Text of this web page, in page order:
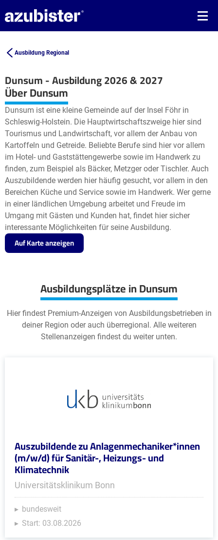
Ausbildung Regional
Dunsum - Ausbildung 2026 & 2027
+
−
Leaflet| ©OpenStreetMap2
Über Dunsum
Dunsum ist eine kleine Gemeinde auf der Insel Föhr in
Schleswig-Holstein. Die Hauptwirtschaftszweige hier sind
Tourismus und Landwirtschaft, vor allem der Anbau von
Kartoffeln und Getreide. Beliebte Berufe sind hier vor allem
im Hotel- und Gaststättengewerbe sowie im Handwerk zu
finden, zum Beispiel als Bäcker, Metzger oder Tischler. Auch
Auszubildende werden hier häufig gesucht, vor allem in den
Bereichen Küche und Service sowie im Handwerk. Wer gerne
in einer ländlichen Umgebung arbeitet und Freude im
Umgang mit Gästen und Kunden hat, findet hier sicher
interessante Möglichkeiten für seine Ausbildung.
Auf Karte anzeigen
Ausbildungsplätze in Dunsum
Hier findest Premium-Anzeigen von Ausbildungsbetrieben in
deiner Region oder auch überregional. Alle weiteren
Stellenanzeigen findest du weiter unten.
Auszubildende zu Anlagenmechaniker*innen
(m/w/d) für Sanitär-, Heizungs- und
Klimatechnik
Universitätsklinikum Bonn
bundesweit
Start: 03.08.2026